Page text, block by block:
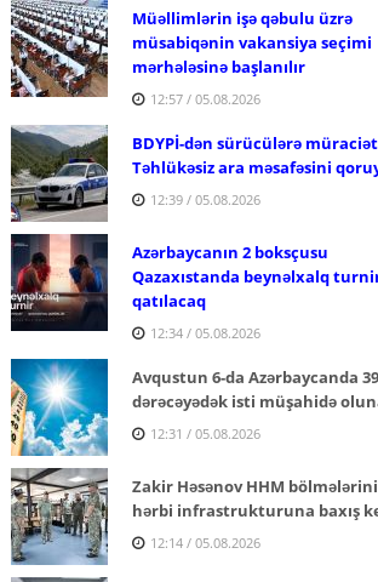
Müəllimlərin işə qəbulu üzrə
müsabiqənin vakansiya seçimi
mərhələsinə başlanılır
12:57 / 05.08.2026
BDYPİ-dən sürücülərə
Təhlükəsiz ara məsafəsini
12:39 / 05.08.2026
Azərbaycanın 2 boksçusu
Qazaxıstanda beynəlxalq
qatılacaq
12:34 / 05.08.2026
Avqustun 6-da Azərbaycanda 39
dərəcəyədək isti müşahidə
12:31 / 05.08.2026
Zakir Həsənov HHM
hərbi infrastrukturuna baxış
12:14 / 05.08.2026